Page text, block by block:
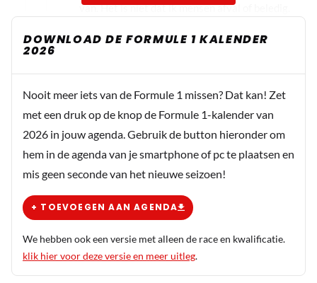
van. Het is niet dat ik mensen afval of beledig.
19 november 2025 20:42
"Het zijn geen kinderen meer, Hamilton zeker niet, en
Leclerc kan hopelijk ook al voor zichzelf denken." Ik weet
niet hoe jullie er over denken maar ik vind dit nogal
denigrerend over LeClerc. Niet best Ralf!
DOWNLOAD DE FORMULE 1 KALENDER
2026
Nooit meer iets van de Formule 1 missen? Dat kan! Zet
met een druk op de knop de Formule 1-kalender van
2026 in jouw agenda. Gebruik de button hieronder om
hem in de agenda van je smartphone of pc te plaatsen en
mis geen seconde van het nieuwe seizoen!
+ TOEVOEGEN AAN AGENDA
We hebben ook een versie met alleen de race en kwalificatie.
klik hier voor deze versie en meer uitleg.